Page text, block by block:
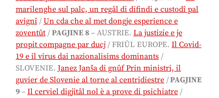
marilenghe sul palc, un regâl di difindi e custodî pal
avignî / Un cda che al met dongje esperience e
zoventût / PAGJINE 8 – AUSTRIE. La justizie e je
propit compagne par ducj / FRIÛL EUROPE. Il Covid-
19 e il virus dai nazionalisims dominants /
SLOVENIE. Janez Janša di gnûf Prin ministri, il
guvier de Slovenie al torne al centridiestre /PAGJINE
9 – Il cerviel digjitâl nol è a prove di psichiatre /